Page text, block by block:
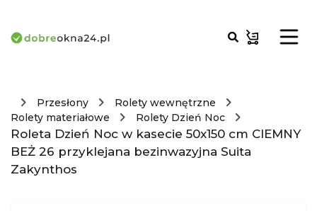
Przesłony
Rolety wewnętrzne
Rolety materiałowe
Rolety Dzień Noc
Roleta Dzień Noc w kasecie 50x150 cm CIEMNY
BEŻ 26 przyklejana bezinwazyjna Suita
Zakynthos